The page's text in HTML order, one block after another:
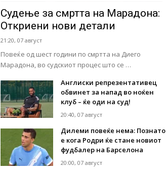
Судење за смртта на Марадона:
Откриени нови детали
21:20, 07 август
Повеќе од шест години по смртта на Диего
Марадона, во судскиот процес што се …
Англиски репрезентативец
обвинет за напад во ноќен
клуб – ќе оди на суд!
20:40, 07 август
Дилеми повеќе нема: Познато
е кога Родри ќе стане новиот
фудбалер на Барселона
20:00, 07 август